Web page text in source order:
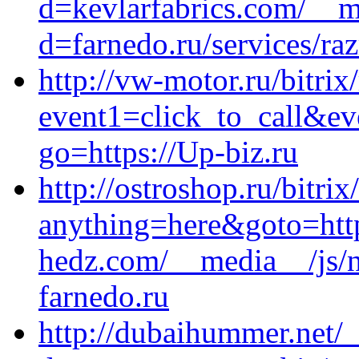
d=kevlarfabrics.com/
d=farnedo.ru/services/
http://vw-motor.ru/
go=https://Up-biz.ru
http://ostroshop.ru/
hedz.com/__media__/
farnedo.ru
http://dubaihummer.net/